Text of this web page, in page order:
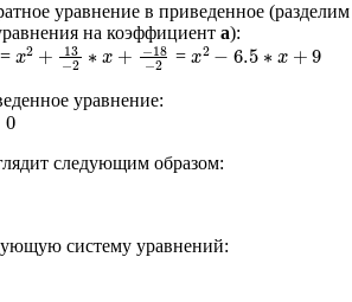
уравнение в приведенное (разделим
на коэффициент a):
= x2+13− 2∗x+
−18−2 =x2−6.5∗ 9
уравнение:
следующим образом:
систему уравнений: